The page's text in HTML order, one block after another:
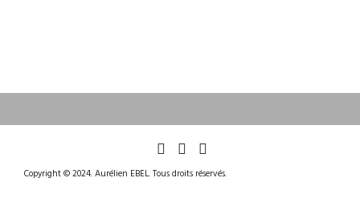
Copyright © 2024. Aurélien EBEL. Tous droits réservés.